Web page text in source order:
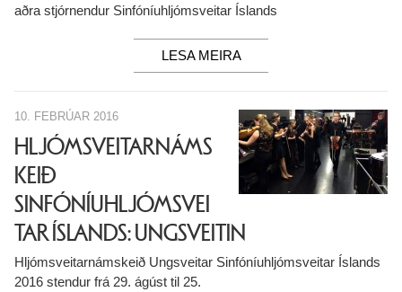
aðra stjórnendur Sinfóníuhljómsveitar Íslands
LESA MEIRA
10. FEBRÚAR 2016
HLJÓMSVEITARNÁMS
KEIÐ
SINFÓNÍUHLJÓMSVEI
TAR ÍSLANDS: UNGSVEITIN
Hljómsveitarnámskeið Ungsveitar Sinfóníuhljómsveitar Íslands
2016 stendur frá 29. ágúst til 25.